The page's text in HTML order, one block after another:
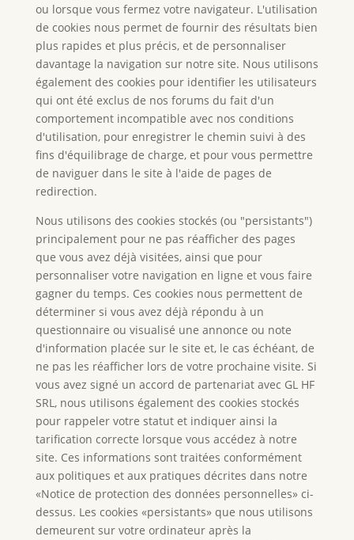
ou lorsque vous fermez votre navigateur. L'utilisation
de cookies nous permet de fournir des résultats bien
plus rapides et plus précis, et de personnaliser
davantage la navigation sur notre site. Nous utilisons
également des cookies pour identifier les utilisateurs
qui ont été exclus de nos forums du fait d'un
comportement incompatible avec nos conditions
d'utilisation, pour enregistrer le chemin suivi à des
fins d'équilibrage de charge, et pour vous permettre
de naviguer dans le site à l'aide de pages de
redirection.
Nous utilisons des cookies stockés (ou "persistants")
principalement pour ne pas réafficher des pages
que vous avez déjà visitées, ainsi que pour
personnaliser votre navigation en ligne et vous faire
gagner du temps. Ces cookies nous permettent de
déterminer si vous avez déjà répondu à un
questionnaire ou visualisé une annonce ou note
d'information placée sur le site et, le cas échéant, de
ne pas les réafficher lors de votre prochaine visite. Si
vous avez signé un accord de partenariat avec GL HF
SRL, nous utilisons également des cookies stockés
pour rappeler votre statut et indiquer ainsi la
tarification correcte lorsque vous accédez à notre
site. Ces informations sont traitées conformément
aux politiques et aux pratiques décrites dans notre
«Notice de protection des données personnelles» ci-
dessus. Les cookies «persistants» que nous utilisons
demeurent sur votre ordinateur après la